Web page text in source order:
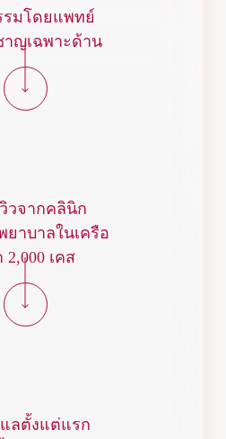
รมโดยแพทย์
าญเฉพาะด้าน
วจากคลินิก
ยาบาลในเครือ
2,000 เคส
ลตั้งแต่แรก